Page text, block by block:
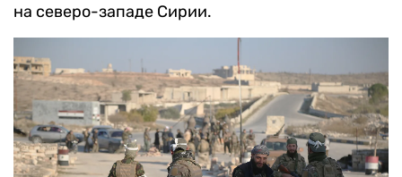
на северо-западе Сирии.